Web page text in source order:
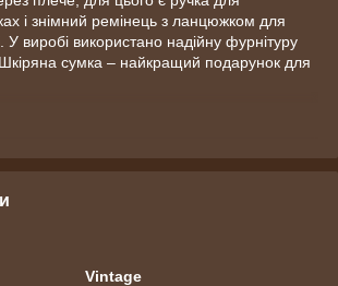
і знімний ремінець з ланцюжком для
У виробі використано надійну фурнітуру
Шкіряна сумка – найкращий подарунок для
Vintage